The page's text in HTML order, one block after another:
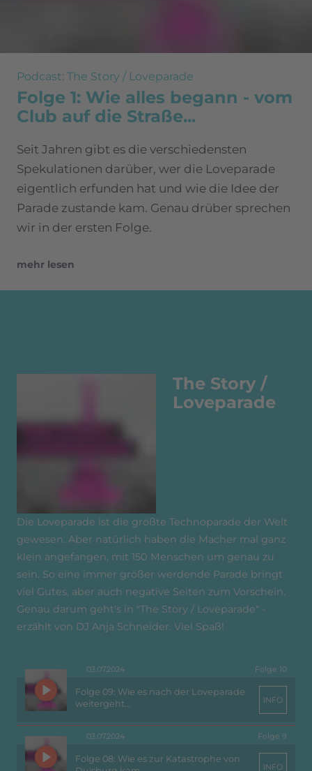
Podcast: The Story / Loveparade
Folge 1: Wie alles begann - vom
Club auf die Straße...
Seit Jahren gibt es die verschiedensten
Spekulationen darüber, wer die Loveparade
eigentlich erfunden hat und wie die Idee der
Parade zustande kam. Genau drüber sprechen
wir in der ersten Folge.
mehr lesen
The Story /
Loveparade
Die Loveparade ist die größte Technoparade der Welt
gewesen. Aber natürlich haben die Macher mal ganz
klein angefangen, mit 150 Menschen um genau zu
sein. So eine immer größer werdende Parade bringt
viel Gutes, aber auch negative Seiten zum Vorschein.
Genau darum geht's in "The Story / Loveparade" -
erzählt von DJ Anja Schneider. Viel Spaß!
03.07.2024 Folge 10
Folge 09: Wie es nach der Loveparade
weitergeht…
INFO
03.07.2024 Folge 9
Folge 08: Wie es zur Katastrophe von
INFO